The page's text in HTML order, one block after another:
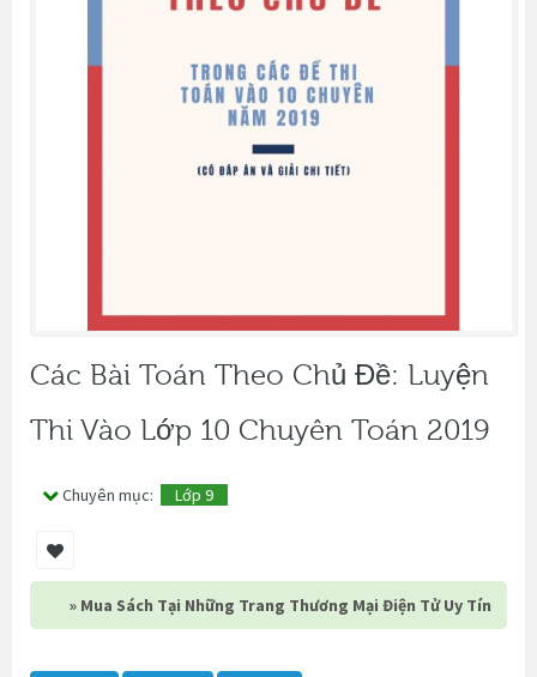
Các Bài Toán Theo Chủ Đề: Luyện
Thi Vào Lớp 10 Chuyên Toán 2019
Chuyên mục: Lớp 9
» Mua Sách Tại Những Trang Thương Mại Điện Tử Uy Tín